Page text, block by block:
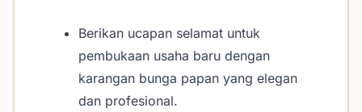
Berikan ucapan selamat untuk
pembukaan usaha baru dengan
karangan bunga papan yang elegan
dan profesional.